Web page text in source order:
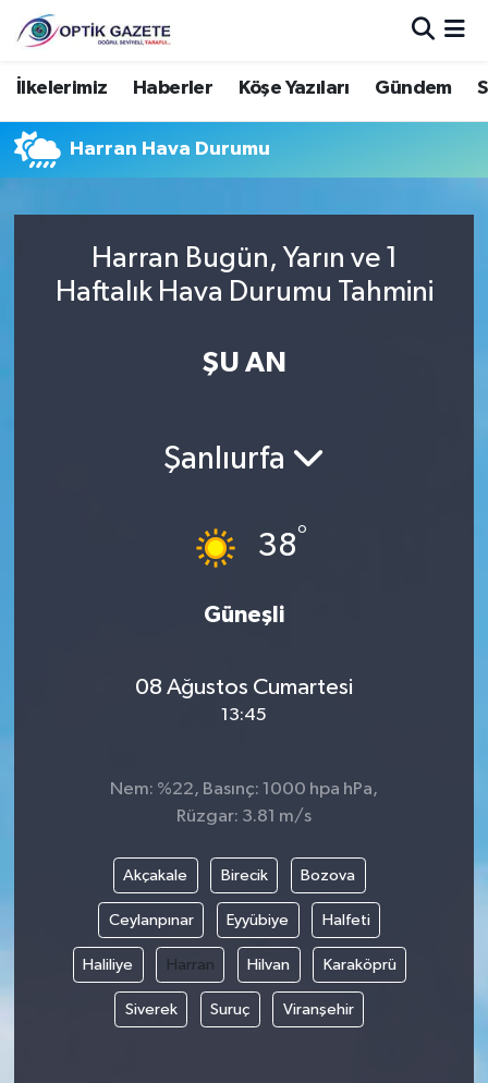
İlkelerimiz Haberler Köşe Yazıları Gündem
Harran Hava Durumu
Harran Bugün, Yarın ve 1
Haftalık Hava Durumu Tahmini
ŞU AN
Şanlıurfa
38°
Güneşli
08 Ağustos Cumartesi
13:45
Nem: %22, Basınç: 1000 hpa hPa,
Rüzgar: 3.81 m/s
Akçakale Birecik Bozova
Ceylanpınar Eyyübiye Halfeti
Haliliye Harran Hilvan Karaköprü
Siverek Suruç Viranşehir
Nöbetçi Eczaneler
Hava Durumu
Trafik Durumu
Süper Lig Puan Durumu ve Fikstür